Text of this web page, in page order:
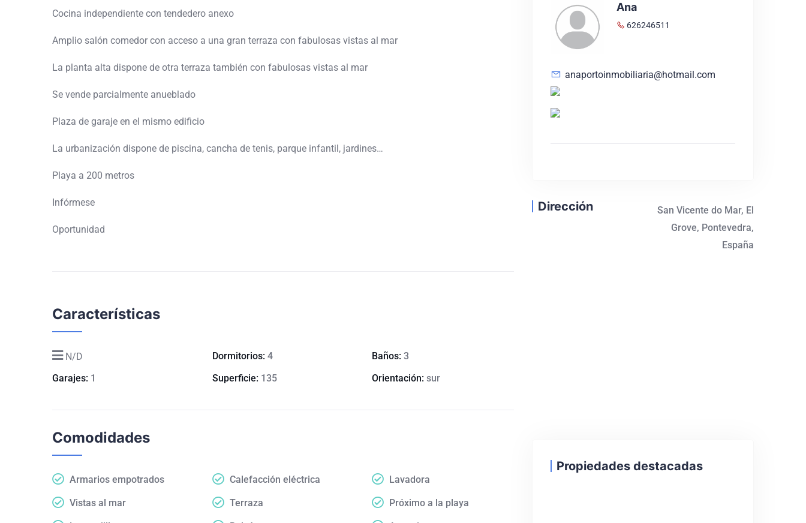
Cocina independiente con tendedero anexo
Amplio salón comedor con acceso a una gran terraza con fabulosas vistas al mar
La planta alta dispone de otra terraza también con fabulosas vistas al mar
Se vende parcialmente anueblado
Plaza de garaje en el mismo edificio
La urbanización dispone de piscina, cancha de tenis, parque infantil, jardines…
Playa a 200 metros
Infórmese
Oportunidad
Características
N/D Dormitorios: 4 Baños: 3
Garajes: 1 Superficie: 135 Orientación: sur
Comodidades
Armarios empotrados Calefacción eléctrica Lavadora
Vistas al mar Terraza Próximo a la playa
Ana
626246511
anaportoinmobiliaria@hotmail.com
Dirección
San Vicente do Mar, El
Grove, Pontevedra,
España
Propiedades destacadas